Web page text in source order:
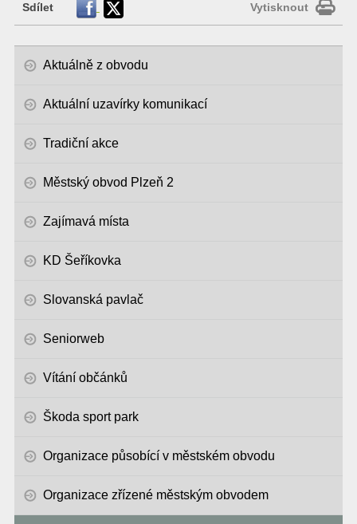
Sdílet Vytisknout
Aktuálně z obvodu
Aktuální uzavírky komunikací
Tradiční akce
Městský obvod Plzeň 2
Zajímavá místa
KD Šeříkovka
Slovanská pavlač
Seniorweb
Vítání občánků
Škoda sport park
Organizace působící v městském obvodu
Organizace zřízené městským obvodem